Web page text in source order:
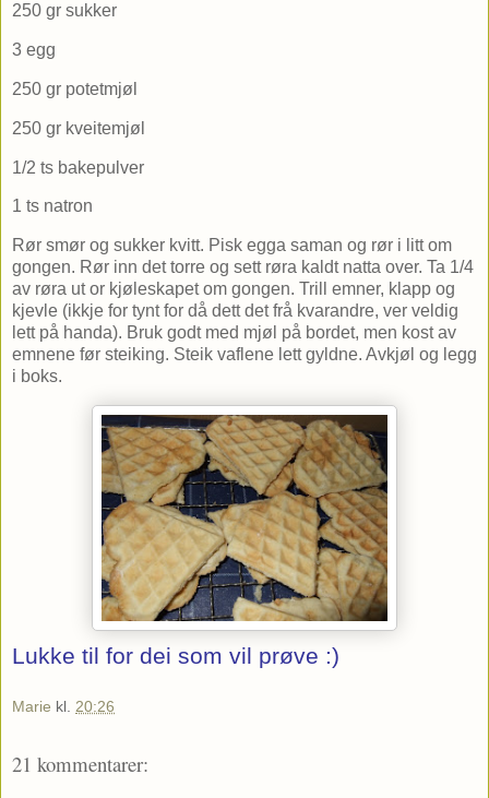
250 gr sukker
3 egg
250 gr potetmjøl
250 gr kveitemjøl
1/2 ts bakepulver
1 ts natron
Rør smør og sukker kvitt. Pisk egga saman og rør i litt om
gongen. Rør inn det torre og sett røra kaldt natta over. Ta 1/4
av røra ut or kjøleskapet om gongen. Trill emner, klapp og
kjevle (ikkje for tynt for då dett det frå kvarandre, ver veldig
lett på handa). Bruk godt med mjøl på bordet, men kost av
emnene før steiking. Steik vaflene lett gyldne. Avkjøl og legg
i boks.
Lukke til for dei som vil prøve :)
Marie kl. 20:26
21 kommentarer: